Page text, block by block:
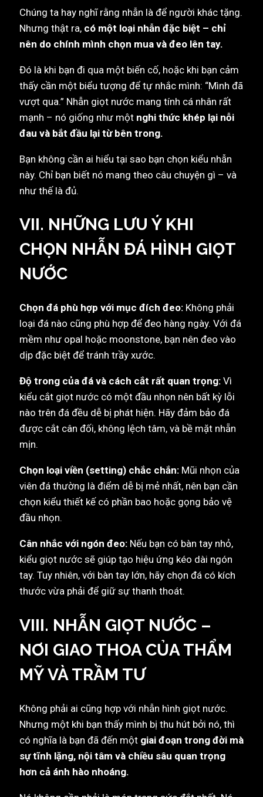
Chúng ta hay nghĩ rằng nhẫn là để người khác tặng.
Nhưng thật ra, có một loại nhẫn đặc biệt – chỉ
nên do chính mình chọn mua và đeo lên tay.
Đó là khi bạn đi qua một biến cố, hoặc khi bạn cảm
thấy cần một biểu tượng để tự nhắc mình: “Mình đã
vượt qua.” Nhẫn giọt nước mang tính cá nhân rất
mạnh – nó giống như một nghi thức khép lại nỗi
đau và bắt đầu lại từ bên trong.
Bạn không cần ai hiểu tại sao bạn chọn kiểu nhẫn
này. Chỉ bạn biết nó mang theo câu chuyện gì – và
như thế là đủ.
VII. NHỮNG LƯU Ý KHI
CHỌN NHẪN ĐÁ HÌNH GIỌT
NƯỚC
Chọn đá phù hợp với mục đích đeo: Không phải
loại đá nào cũng phù hợp để đeo hàng ngày. Với đá
mềm như opal hoặc moonstone, bạn nên đeo vào
dịp đặc biệt để tránh trầy xước.
Độ trong của đá và cách cắt rất quan trọng: Vì
kiểu cắt giọt nước có một đầu nhọn nên bất kỳ lỗi
nào trên đá đều dễ bị phát hiện. Hãy đảm bảo đá
được cắt cân đối, không lệch tâm, và bề mặt nhẵn
mịn.
Chọn loại viền (setting) chắc chắn: Mũi nhọn của
viên đá thường là điểm dễ bị mẻ nhất, nên bạn cần
chọn kiểu thiết kế có phần bao hoặc gọng bảo vệ
đầu nhọn.
Cân nhắc với ngón đeo: Nếu bạn có bàn tay nhỏ,
kiểu giọt nước sẽ giúp tạo hiệu ứng kéo dài ngón
tay. Tuy nhiên, với bàn tay lớn, hãy chọn đá có kích
thước vừa phải để giữ sự thanh thoát.
VIII. NHẪN GIỌT NƯỚC –
NƠI GIAO THOA CỦA THẨM
MỸ VÀ TRẦM TƯ
Không phải ai cũng hợp với nhẫn hình giọt nước.
Nhưng một khi bạn thấy mình bị thu hút bởi nó, thì
có nghĩa là bạn đã đến một giai đoạn trong đời mà
sự tĩnh lặng, nội tâm và chiều sâu quan trọng
hơn cả ánh hào nhoáng.